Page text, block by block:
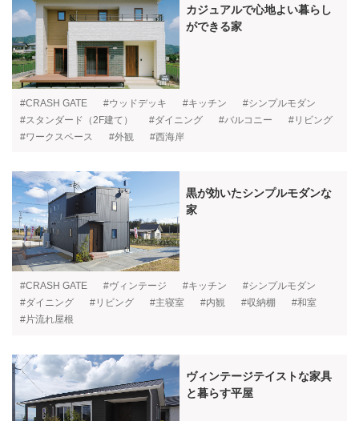
カジュアルで心地よい暮らし
ができる家
#CRASH GATE #ウッドデッキ #キッチン
#シンプルモダン
#スタンダード（2F建て）
#ダイニング #バルコニー
#リビング
#ワークスペース
#外観 #西海岸
黒が効いたシンプルモダンな
家
#CRASH GATE #ヴィンテージ #キッチン
#シンプルモダン
#ダイニング
#リビング #主寝室 #内観 #収納棚
#和室
#片流れ屋根
ヴィンテージテイストな家具
と暮らす平屋